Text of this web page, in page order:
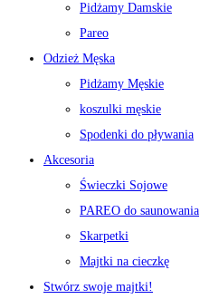
Pidżamy Damskie
Pareo
Odzież Męska
Pidżamy Męskie
koszulki męskie
Spodenki do pływania
Akcesoria
Świeczki Sojowe
PAREO do saunowania
Skarpetki
Majtki na cieczkę
Stwórz swoje majtki!